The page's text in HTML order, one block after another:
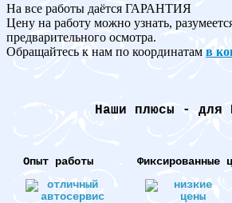
На все работы даётся ГАРАНТИЯ
Цену на работу можно узнать,
предварительного осмотра.
Обращайтесь к нам по координатам в
Наши плюсы - для
Опыт работы Фиксированные